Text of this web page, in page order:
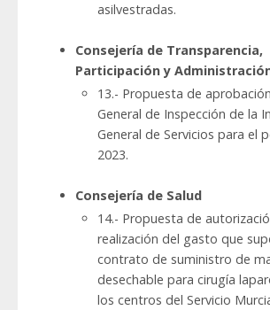
asilvestradas.
Consejería de Transparencia,
Participación y
13.- Propuesta de
General de Inspección de la
General de Servicios para el
2023.
Consejería de Salud
14.- Propuesta de
realización del gasto que
contrato de suministro de
desechable para cirugía
los centros del Servicio